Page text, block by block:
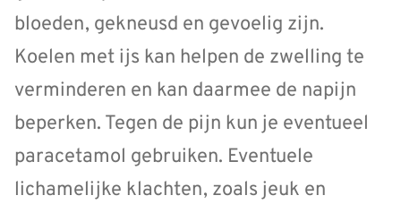
bloeden, gekneusd en gevoelig zijn.
Koelen met ijs kan helpen de zwelling te
verminderen en kan daarmee de napijn
beperken. Tegen de pijn kun je eventueel
paracetamol gebruiken. Eventuele
lichamelijke klachten, zoals jeuk en